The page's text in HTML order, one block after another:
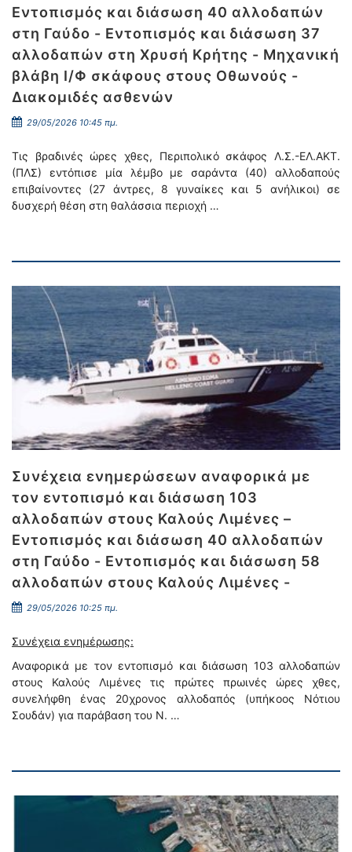
Εντοπισμός και διάσωση 40 αλλοδαπών
στη Γαύδο - Εντοπισμός και διάσωση 37
αλλοδαπών στη Χρυσή Κρήτης - Μηχανική
βλάβη Ι/Φ σκάφους στους Οθωνούς -
Διακομιδές ασθενών
29/05/2026 10:45 πμ.
Τις βραδινές ώρες χθες, Περιπολικό σκάφος Λ.Σ.-ΕΛ.ΑΚΤ.
(ΠΛΣ) εντόπισε μία λέμβο με σαράντα (40) αλλοδαπούς
επιβαίνοντες (27 άντρες, 8 γυναίκες και 5 ανήλικοι) σε
δυσχερή θέση στη θαλάσσια περιοχή …
Συνέχεια ενημερώσεων αναφορικά με
τον εντοπισμό και διάσωση 103
αλλοδαπών στους Καλούς Λιμένες –
Εντοπισμός και διάσωση 40 αλλοδαπών
στη Γαύδο - Εντοπισμός και διάσωση 58
αλλοδαπών στους Καλούς Λιμένες -
29/05/2026 10:25 πμ.
Συνέχεια ενημέρωσης:
Αναφορικά με τον εντοπισμό και διάσωση 103 αλλοδαπών
στους Καλούς Λιμένες τις πρώτες πρωινές ώρες χθες,
συνελήφθη ένας 20χρονος αλλοδαπός (υπήκοος Νότιου
Σουδάν) για παράβαση του Ν. …